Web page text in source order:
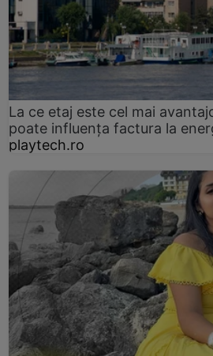
La ce etaj este cel mai
poate influența factura la
playtech.ro